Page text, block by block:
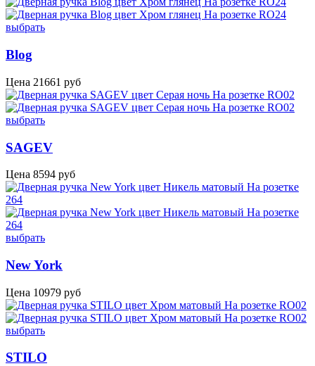
выбрать
Blog
Цена 21661 руб
выбрать
SAGEV
Цена 8594 руб
выбрать
New York
Цена 10979 руб
выбрать
STILO